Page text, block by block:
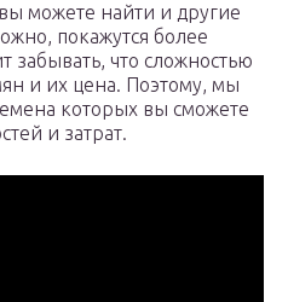
можете найти и другие
покажутся более
забывать, что сложностью
и их цена. Поэтому, мы
которых вы сможете
и затрат.